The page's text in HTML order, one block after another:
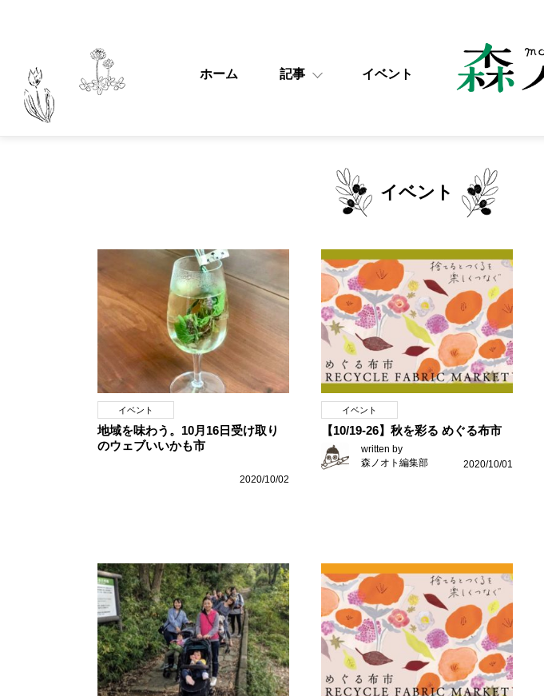
ホーム 記事 イベント
イベント
イベント
地域を味わう。10月16日受け取り
のウェブいいかも市
2020/10/02
イベント
【10/19-26】秋を彩る めぐる布市
written by
森ノオト編集部
2020/10/01